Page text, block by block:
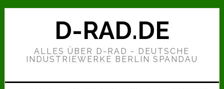
Zur
Hauptnavigation
Zum
Zur
D-RAD.DE
ALLES ÜBER D-RAD - DEUTSCHE
INDUSTRIEWERKE BERLIN SPANDAU